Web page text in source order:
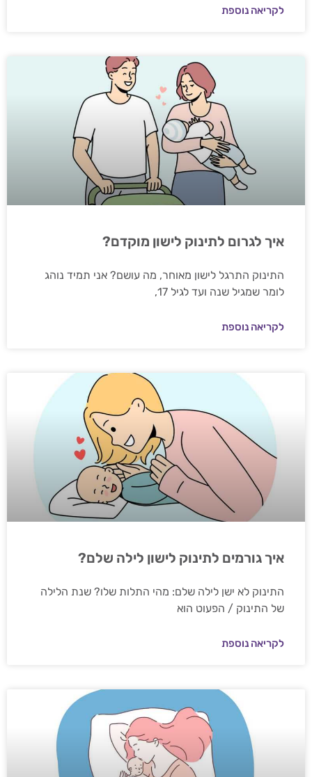
לקריאה נוספת
איך לגרום לתינוק לישון מוקדם?
התינוק התרגל לישון מאוחר, מה עושם? אני תמיד נוהג
לומר שמגיל שנה ועד לגיל 17,
לקריאה נוספת
איך גורמים לתינוק לישון לילה שלם?
התינוק לא ישן לילה שלם: מהי התלות שלו? שנת הלילה
של התינוק / הפעוט הוא
לקריאה נוספת